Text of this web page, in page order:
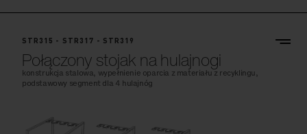
STR315 - STR317 - STR319
Połączony stojak na hulajnogi
konstrukcja stalowa, wypełnienie oparcia z materiału z recyklingu,
podstawowy segment dla 4 hulajnóg